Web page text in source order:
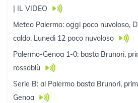
| IL VIDEO
Meteo Palermo: oggi poco nuvoloso,
caldo, Lunedì 12 poco nuvoloso
Palermo-Genoa 1-0: basta Brunori,
rossoblù
Serie B: al Palermo basta Brunori,
Genoa